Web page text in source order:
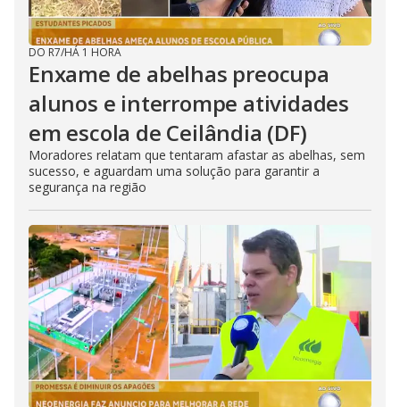
DO R7/HÁ 1 HORA
Enxame de abelhas preocupa
alunos e interrompe atividades
em escola de Ceilândia (DF)
Moradores relatam que tentaram afastar as abelhas, sem
sucesso, e aguardam uma solução para garantir a
segurança na região